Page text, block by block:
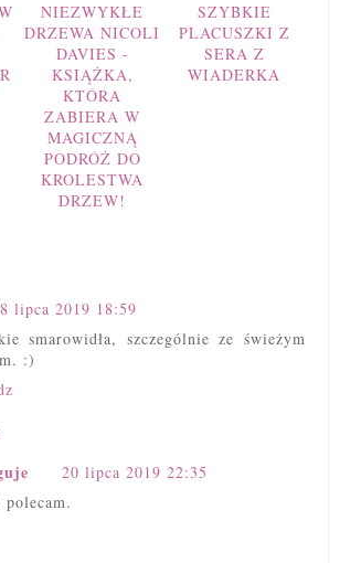
NIEZWYKŁE
DRZEWA NICOLI
DAVIES -
KSIĄŻKA,
KTÓRA
ZABIERA W
MAGICZNĄ
PODRÓŻ DO
KROLESTWA
DRZEW!
SZYBKIE
PLACUSZKI Z
SERA Z
WIADERKA
lipca 2019 18:59
smarowidła, szczególnie ze świeżym
:)
20 lipca 2019 22:35